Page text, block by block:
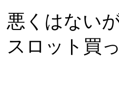
悪くはない
スロット買